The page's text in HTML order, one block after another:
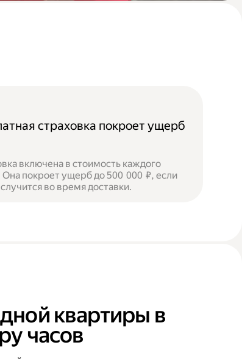
страховка покроет ущерб
включена в стоимость каждого
Она покроет ущерб до 500 000 ₽, если
во время доставки.
квартиры в
часов